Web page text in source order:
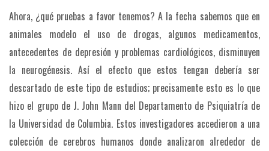
Ahora, ¿qué pruebas a favor tenemos? A la fecha sabemos que en
animales modelo el uso de drogas, algunos medicamentos,
antecedentes de depresión y problemas cardiológicos, disminuyen
la neurogénesis. Así el efecto que estos tengan debería ser
descartado de este tipo de estudios; precisamente esto es lo que
hizo el grupo de J. John Mann del Departamento de Psiquiatría de
la Universidad de Columbia. Estos investigadores accedieron a una
colección de cerebros humanos donde analizaron alrededor de